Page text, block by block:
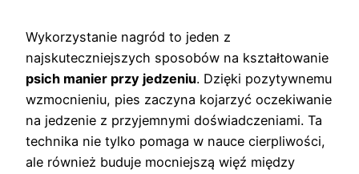
Wykorzystanie nagród to jeden z
najskuteczniejszych sposobów na kształtowanie
psich manier przy jedzeniu. Dzięki pozytywnemu
wzmocnieniu, pies zaczyna kojarzyć oczekiwanie
na jedzenie z przyjemnymi doświadczeniami. Ta
technika nie tylko pomaga w nauce cierpliwości,
ale również buduje mocniejszą więź między